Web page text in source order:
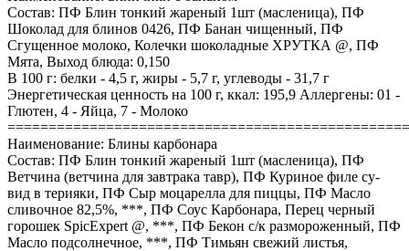
Состав: ПФ Блин тонкий жареный 1шт (масленица), ПФ
Шоколад для блинов 0426, ПФ Банан чищенный, ПФ
Сгущенное молоко, Колечки шоколадные ХРУТКА @, ПФ
Мята, Выход блюда: 0,150
В 100 г: белки - 4,5 г, жиры - 5,7 г, углеводы - 31,7 г
Энергетическая ценность на 100 г, ккал: 195,9 Аллергены: 01 -
Глютен, 4 - Яйца, 7 - Молоко
Наименование: Блины карбонара
Состав: ПФ Блин тонкий жареный 1шт (масленица), ПФ
Ветчина (ветчина для завтрака тавр), ПФ Куриное филе су-
вид в терияки, ПФ Сыр моцарелла для пиццы, ПФ Масло
сливочное 82,5%, ***, ПФ Соус Карбонара, Перец черный
горошек SpicExpert @, ***, ПФ Бекон с/к размороженный, ПФ
Масло подсолнечное, ***, ПФ Тимьян свежий листья,